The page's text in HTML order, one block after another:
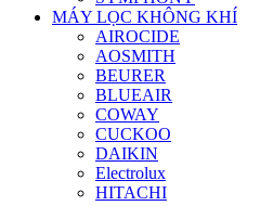
MÁY LỌC KHÔNG KHÍ
AIROCIDE
AOSMITH
BEURER
BLUEAIR
COWAY
CUCKOO
DAIKIN
Electrolux
HITACHI